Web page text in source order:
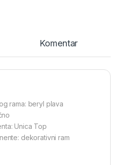
Komentar
rama: beryl plava
Unica Top
dekorativni ram